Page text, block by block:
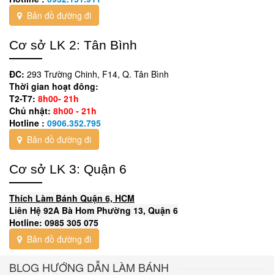
Bản đồ đường đi
Cơ sở LK 2: Tân Bình
ĐC: 293 Trường Chinh, F14, Q. Tân Bình
Thời gian hoạt đông:
T2-T7: 8h00- 21h
Chủ nhật: 8h00 - 21h
Hotline : 0906.352.795
Bản đồ đường đi
Cơ sở LK 3: Quận 6
Thích Làm Bánh Quận 6, HCM
Liên Hệ 92A Bà Hom Phường 13, Quận 6
Hotline: 0985 305 075
Bản đồ đường đi
BLOG HƯỚNG DẪN LÀM BÁNH